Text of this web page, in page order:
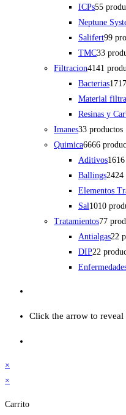
ICPs55
Neptune
Salifert99
TMC33
Filtracion41 41
Bacterias17
Material
Resinas y
Imanes33 productos
Quimica6666
Aditivos16
Ballings2424
Elementos
Sal 1010
Tratamientos77
Antialgas22
DIP22
Click the arrow to reveal
×
×
Carrito